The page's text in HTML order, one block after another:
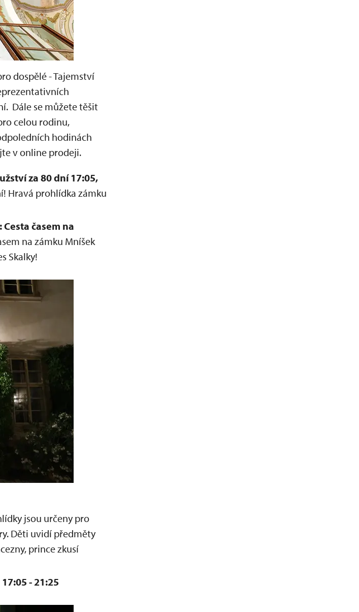
dospělé - Tajemství
Dále se můžete těšit
celou rodinu,
hodinách
v online prodeji.
za 80 dní 17:05,
Hravá prohlídka zámku
časem na
na zámku Mníšek
Skalky!
jsou určeny pro
Děti uvidí předměty
prince zkusí
- 21:25